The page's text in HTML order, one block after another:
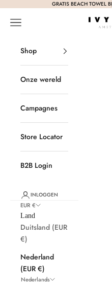
GRATIS BEACH TOWEL
Ivy
Menu
Shop
Onze wereld
Campagnes
Store Locator
B2B Login
INLOGGEN
EUR €
Land
Duitsland (EUR
€)
Nederland
(EUR €)
Nederlands